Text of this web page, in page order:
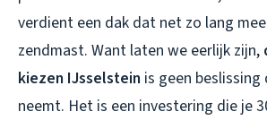
verdient een dak dat net zo lang
zendmast. Want laten we eerlijk zijn,
kiezen IJsselstein is geen
neemt. Het is een investering die je